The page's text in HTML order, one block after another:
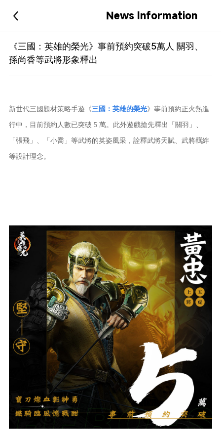
News Information
《三國：英雄的榮光》事前預約突破5萬人 關羽、
孫尚香等武將形象釋出
新世代三國題材策略手遊《三國：英雄的榮光》事前預約正火熱進
行中，目前預約人數已突破 5 萬。此外遊戲搶先釋出「關羽」、
「張飛」、「小喬」等武將的英姿風采，詮釋武將天賦、武將羈絆
等設計理念。